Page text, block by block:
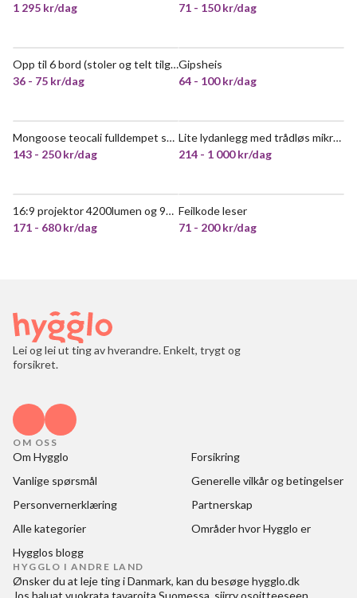
1 295 kr/dag
71 - 150 kr/dag
Opp til 6 bord (stoler og telt tilgjengelig)
36 - 75 kr/dag
Gipsheis
64 - 100 kr/dag
Mongoose teocali fulldempet stisykkel
143 - 250 kr/dag
VELDIG POPULÆR
Lite lydanlegg med trådløs mikrofon nr.1
214 - 1 000 kr/dag
VELDIG POPULÆR
16:9 projektor 4200lumen og 92" lerret
171 - 680 kr/dag
Feilkode leser
71 - 200 kr/dag
Lei og lei ut ting av hverandre. Enkelt, trygt og
forsikret.
OM OSS
Om Hygglo
Forsikring
Vanlige spørsmål
Generelle vilkår og betingelser
Personvernerklæring
Partnerskap
Alle kategorier
Områder hvor Hygglo er
Hygglos blogg
HYGGLO I ANDRE LAND
Ønsker du at leje ting i Danmark, kan du besøgehygglo.dk
Jos haluat vuokrata tavaroita Suomessa , siirry osoitteeseen